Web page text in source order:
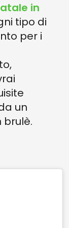
in
tipo di
per i
un
brulè.